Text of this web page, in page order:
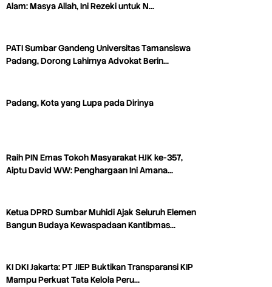
Alam: Masya Allah, Ini Rezeki untuk N…
PATI Sumbar Gandeng Universitas Tamansiswa
Padang, Dorong Lahirnya Advokat Berin…
Padang, Kota yang Lupa pada Dirinya
Raih PIN Emas Tokoh Masyarakat HJK ke-357,
Aiptu David WW: Penghargaan Ini Amana…
Ketua DPRD Sumbar Muhidi Ajak Seluruh Elemen
Bangun Budaya Kewaspadaan Kantibmas…
KI DKI Jakarta: PT JIEP Buktikan Transparansi KIP
Mampu Perkuat Tata Kelola Peru…